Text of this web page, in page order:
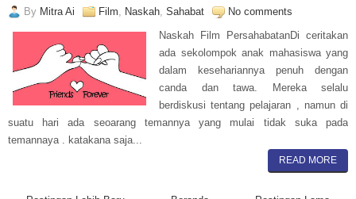
By Mitra Ai Film Naskah Sahabat
No comments
Naskah Film PersahabatanDi ceritakan
ada sekolompok anak mahasiswa yang
dalam kesehariannya penuh dengan
canda dan tawa. Mereka selalu
berdiskusi tentang pelajaran , namun di
suatu hari ada seoarang temannya yang mulai tidak suka pada
temannaya . katakana saja...
READ MORE